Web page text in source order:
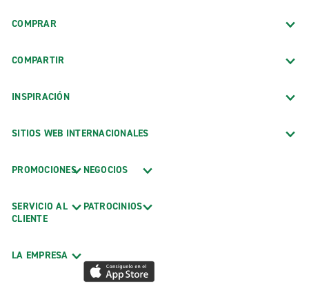
COMPRAR
COMPARTIR
INSPIRACIÓN
SITIOS WEB INTERNACIONALES
PROMOCIONES
SERVICIO AL
CLIENTE
LA EMPRESA
NEGOCIOS
PATROCINIOS